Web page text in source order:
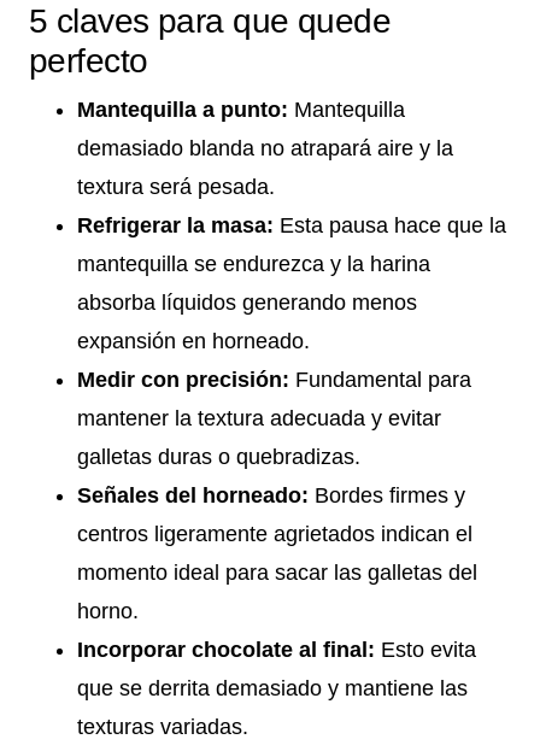
5 claves para que quede
perfecto
Mantequilla a punto: Mantequilla
demasiado blanda no atrapará aire y la
textura será pesada.
Refrigerar la masa: Esta pausa hace que la
mantequilla se endurezca y la harina
absorba líquidos generando menos
expansión en horneado.
Medir con precisión: Fundamental para
mantener la textura adecuada y evitar
galletas duras o quebradizas.
Señales del horneado: Bordes firmes y
centros ligeramente agrietados indican el
momento ideal para sacar las galletas del
horno.
Incorporar chocolate al final: Esto evita
que se derrita demasiado y mantiene las
texturas variadas.